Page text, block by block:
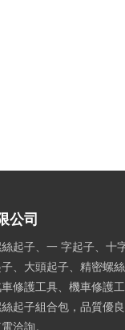
公司
起子、一 字起子、十
、大頭起子、精密螺
修護工具、機車修護
起子組合包，品質優
洽詢。